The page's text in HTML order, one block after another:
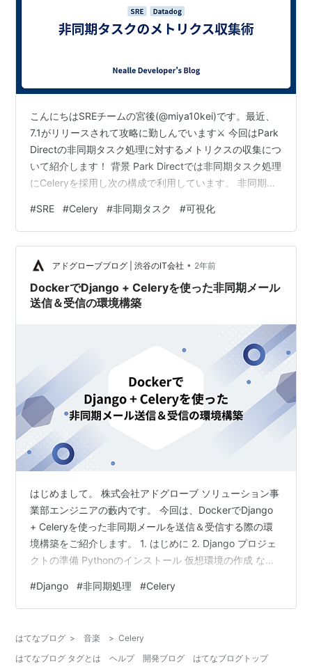
こんにちはSREチームの宮後(@miya10kei)です。最近、
7.1がリリースされて攻略に勤しんでいます⚔️ 今回はPark
Directの非同期タスク処理に対するメトリクスの収集につ
いて紹介します！ 背景 Park Directでは非同期タスク処理
にCeleryを採用し次の構成で利用しています。 非同期タ
スクの量が日に日に増加しており、キュー詰まり（タス
ク登録数に処理が追いついていない）のような事象が起
きていました。しかし、当時はタスクの処理件数や処理
速度、キューにタスクが滞留していた時間といった基本
的な情報を計測できていなかったため、正…
#SRE #Celery #非同期タスク #可視化
アドグローブブログ | 渋谷のIT会社 • 2年前
DockerでDjango + Celeryを使った非同期メール
送信＆受信の環境構築
はじめまして。 株式会社アドグローブ ソリューション事
業部エンジニアの藪内です。 今回は、DockerでDjango
+ Celeryを使った非同期メールを送信＆受信する際の環
境構築をご紹介します。 1. はじめに 2. Django プロジェ
クトの準備 Pythonのインストール 仮想環境の作成 なぜ
ンストール 3. 作成されるファイルのツリー 4. Docker
Composeで環境を構築 5. Celeryタスクの実装 celery.py
Djangoのカスタム…
#Django #非同期処理 #Celery
はてなブログ > 音楽 > Celery
はてなブログ タグとは
ヘルプ 開発ブログ はてなブログトップ